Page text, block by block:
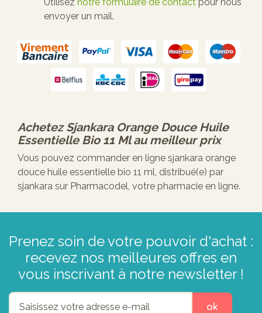
envoyer un mail.
AchetezSjankara Orange Douce Huile
Essentielle Bio 11 Mlau meilleur prix
Vous pouvez commander en ligne sjankara orange
douce huile essentielle bio 11 ml, distribué(e) par
sjankara sur Pharmacodel, votre pharmacie en ligne.
Prenez soin de votre pouvoir d'achat :
recevez nos meilleures offres en
vous inscrivant à notre newsletter !
ok